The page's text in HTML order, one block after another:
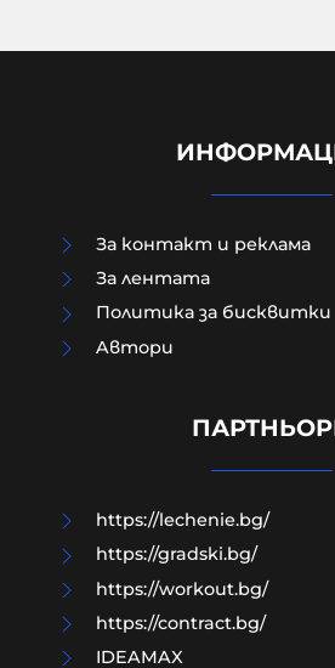
МО след анализ на
дрон-примамка "Майя"
За контакт и реклама
За лентата
Политика за бисквитки
Aвтори
https://lechenie.bg/
https://gradski.bg/
https://workout.bg/
https://contract.bg/
IDEAMAX